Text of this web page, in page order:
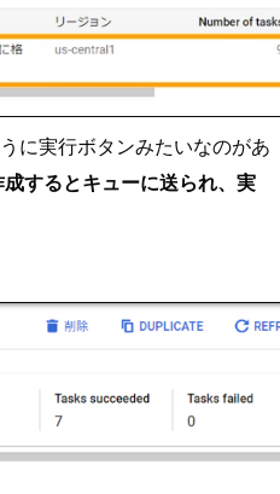
に実行ボタンみたいなのがあ
成するとキューに送られ、実